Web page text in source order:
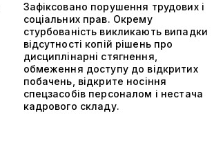
Зафіксовано порушення трудових і
соціальних прав. Окрему
стурбованість викликають випадки
відсутності копій рішень про
дисциплінарні стягнення,
обмеження доступу до відкритих
побачень, відкрите носіння
спецзасобів персоналом і нестача
кадрового складу.